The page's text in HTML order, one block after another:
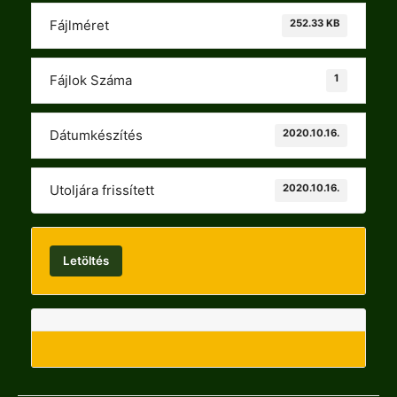
Fájlméret 252.33 KB
Fájlok Száma 1
Dátumkészítés 2020.10.16.
Utoljára frissített 2020.10.16.
Letöltés